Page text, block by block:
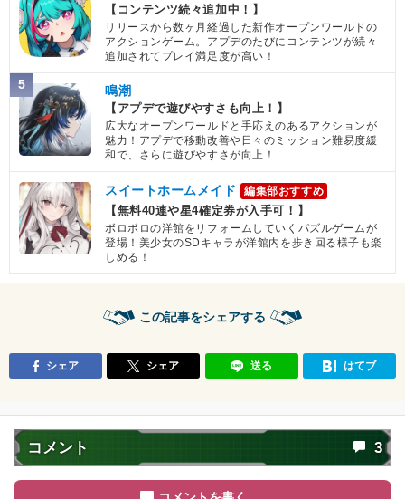
【コンテンツ続々追加中！】
リリースから数ヶ月経過した新作オープンワールドの
アクションゲーム。アプデのたびにコンテンツが続々
追加されてプレイ満足度が高い！
5 鳴潮
【アプデで遊びやすさも向上！】
広大なオープンワールドと手応えのあるアクションが
魅力！アプデで移動改善や日々のミッション難易度緩
和で、さらに遊びやすさが向上！
スイートホームメイド 編集部おすすめ
【無料40連や星4確定券が入手可！】
ボロボロの洋館をリフォームしていくパズルゲームが
登場！美少女のSDキャラが洋館内を歩き回る様子も楽
しめる！
この記事をシェアする
シェア シェア 送る はてブ
コメント 3